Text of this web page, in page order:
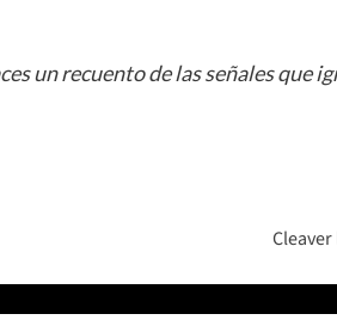
un recuento de las señales que